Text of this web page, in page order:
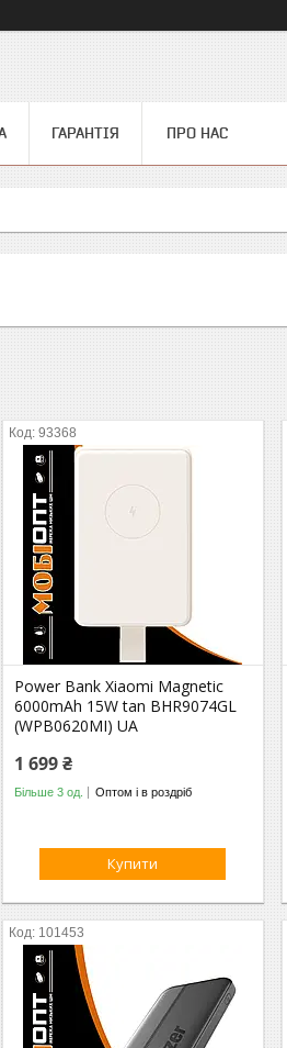
ГАРАНТІЯ ПРО НАС
93368
Power Bank Xiaomi Magnetic
6000mAh 15W tan BHR9074GL
(WPB0620MI) UA
1 699 ₴
Більше 3 од. Оптом і в роздріб
Купити
101453